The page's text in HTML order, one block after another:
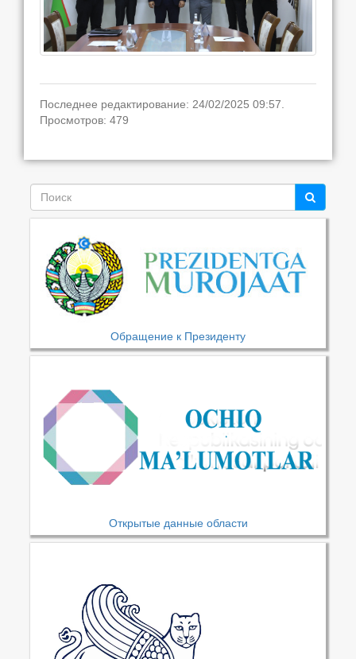
Последнее редактирование: 24/02/2025 09:57.
Просмотров: 479
Обращение к Президенту
Открытые данные области